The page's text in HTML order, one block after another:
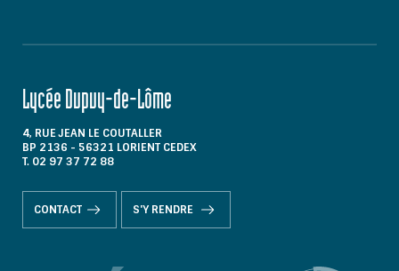
Lycée Dupuy-de-Lôme
4, RUE JEAN LE COUTALLER
BP 2136 - 56321 LORIENT CEDEX
T. 02 97 37 72 88
CONTACT S'Y RENDRE